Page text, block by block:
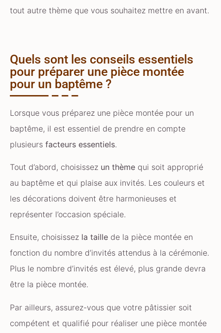
tout autre thème que vous souhaitez mettre en avant.
Quels sont les conseils essentiels
pour préparer une pièce montée
pour un baptême ?
Lorsque vous préparez une pièce montée pour un
baptême, il est essentiel de prendre en compte
plusieurs facteurs essentiels.
Tout d’abord, choisissez un thème qui soit approprié
au baptême et qui plaise aux invités. Les couleurs et
les décorations doivent être harmonieuses et
représenter l’occasion spéciale.
Ensuite, choisissez la taille de la pièce montée en
fonction du nombre d’invités attendus à la cérémonie.
Plus le nombre d’invités est élevé, plus grande devra
être la pièce montée.
Par ailleurs, assurez-vous que votre pâtissier soit
compétent et qualifié pour réaliser une pièce montée